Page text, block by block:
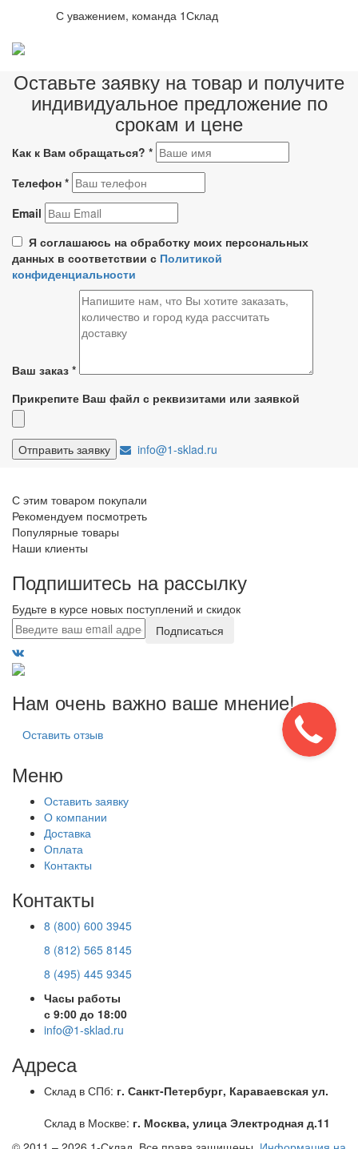
С уважением, команда 1Склад
Оставьте заявку на товар и получите
индивидуальное предложение по
срокам и цене
Как к Вам обращаться? *
Телефон *
Email
Я соглашаюсь на обработку моих персональных
данных в соответствии с Политикой
конфиденциальности
Ваш заказ *
Прикрепите Ваш файл с реквизитами или заявкой
info@1-sklad.ru
С этим товаром покупали
Рекомендуем посмотреть
Популярные товары
Наши клиенты
Подпишитесь на рассылку
Будьте в курсе новых поступлений и скидок
Подписаться
Нам очень важно ваше мнение!
Оставить отзыв
Меню
Оставить заявку
О компании
Доставка
Оплата
Контакты
Контакты
8 (800) 600 3945
8 (812) 565 8145
8 (495) 445 9345
Часы работы
с 9:00 до 18:00
info@1-sklad.ru
Адреса
Склад в СПб: г. Санкт-Петербург, Караваевская ул.
Склад в Москве: г. Москва, улица Электродная д.11